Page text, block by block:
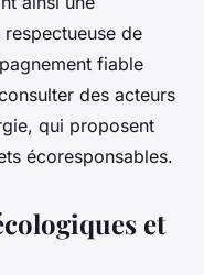
de
fiable
des acteurs
qui proposent
écoresponsables.
et